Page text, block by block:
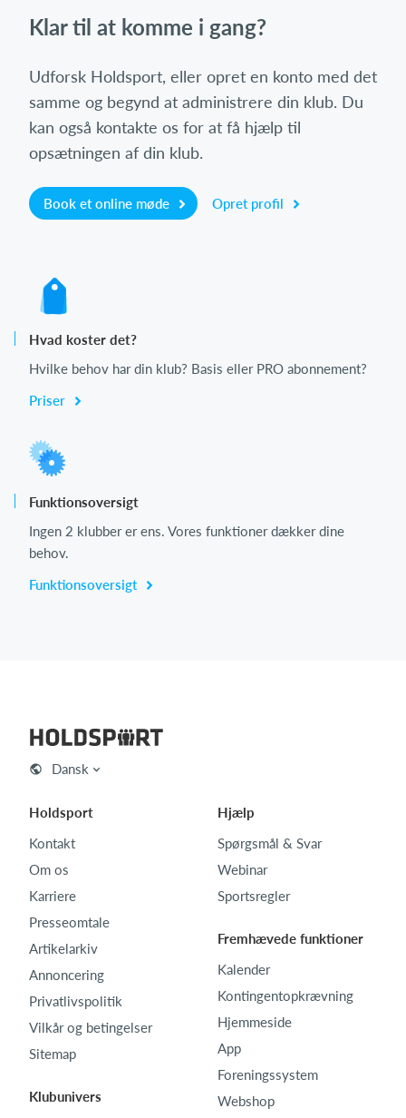
Klar til at komme i gang?
Udforsk Holdsport, eller opret en konto med det
samme og begynd at administrere din klub. Du
kan også kontakte os for at få hjælp til
opsætningen af din klub.
Book et online møde Opret profil
Hvad koster det?
Hvilke behov har din klub? Basis eller PRO abonnement?
Priser
Funktionsoversigt
Ingen 2 klubber er ens. Vores funktioner dækker dine
behov.
Funktionsoversigt
Dansk
Holdsport
Kontakt
Om os
Karriere
Presseomtale
Artikelarkiv
Annoncering
Privatlivspolitik
Vilkår og betingelser
Sitemap
Klubunivers
Hjælp
Spørgsmål & Svar
Webinar
Sportsregler
Fremhævede funktioner
Kalender
Kontingentopkrævning
Hjemmeside
App
Foreningssystem
Webshop